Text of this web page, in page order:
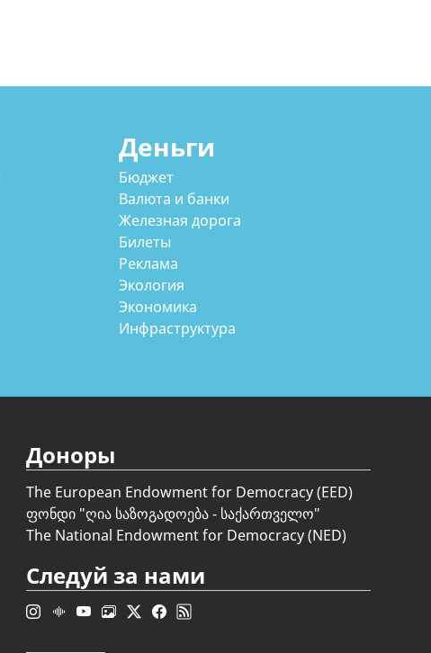
Деньги
Бюджет
Валюта и банки
Железная дорога
Билеты
Реклама
Экология
Экономика
Инфраструктура
Доноры
The European Endowment for Democracy (EED)
ფონდი "ღია საზოგადოება - საქართველო"
The National Endowment for Democracy (NED)
Следуй за нами